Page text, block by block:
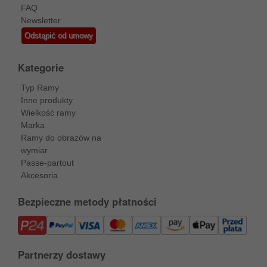
FAQ
Newsletter
Odstąpić od umowy
Kategorie
Typ Ramy
Inne produkty
Wielkość ramy
Marka
Ramy do obrazów na
wymiar
Passe-partout
Akcesoria
Bezpieczne metody płatności
Partnerzy dostawy